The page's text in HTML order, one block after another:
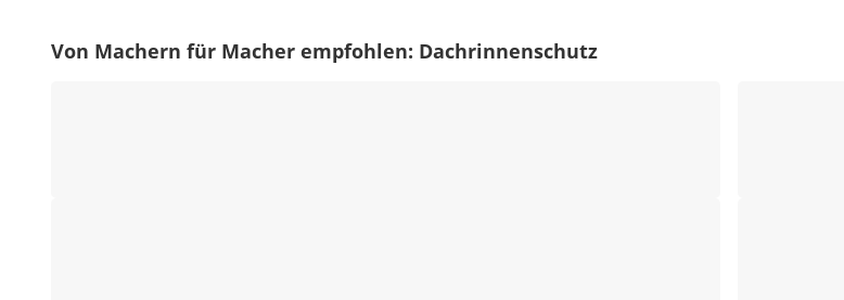
Von Machern für Macher empfohlen: Dachrinnenschutz